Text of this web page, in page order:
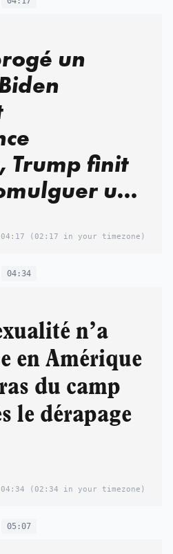
un
Trump finit
un
04:17 (02:17 in your timezone)
04:34
n’a
en Amérique
du camp
le dérapage
04:34 (02:34 in your timezone)
05:07